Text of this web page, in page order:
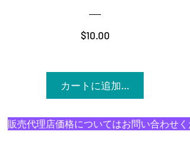
$10.00価格
カートに追加する
販売代理店価格についてはお問い合わせく